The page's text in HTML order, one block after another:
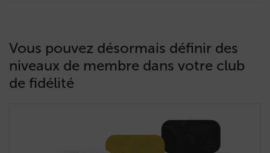
Vous pouvez désormais définir des
niveaux de membre dans votre club
de fidélité